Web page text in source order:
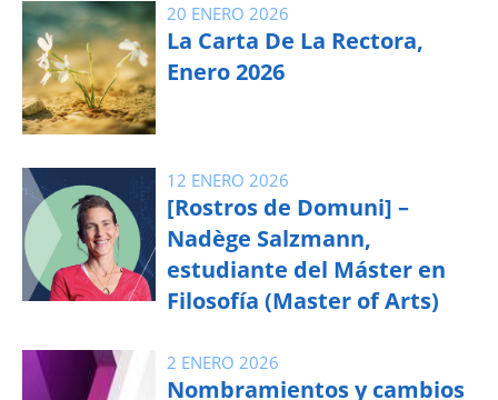
20 ENERO 2026
La Carta De La Rectora,
Enero 2026
12 ENERO 2026
[Rostros de Domuni] –
Nadège Salzmann,
estudiante del Máster en
Filosofía (Master of Arts)
2 ENERO 2026
Nombramientos y cambios